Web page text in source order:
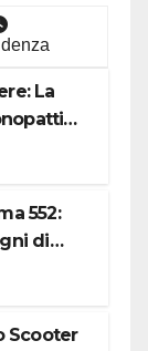
La
552:
di
Scooter